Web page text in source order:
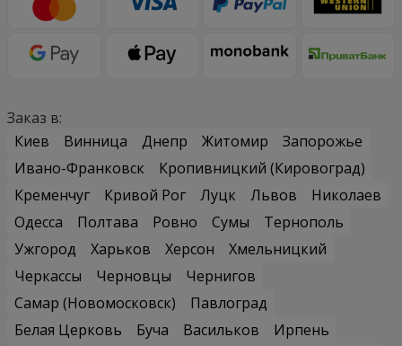
Заказ в:
Киев
Винница Днепр Житомир
Запорожье
Ивано-Франковск
Кропивницкий (Кировоград)
Кременчуг
Кривой Рог Луцк Львов
Николаев
Одесса
Полтава Ровно Сумы
Тернополь
Ужгород
Харьков Херсон
Хмельницкий
Черкассы
Черновцы
Чернигов
Самар (Новомосковск)
Павлоград
Белая Церковь
Буча Васильков Ирпень